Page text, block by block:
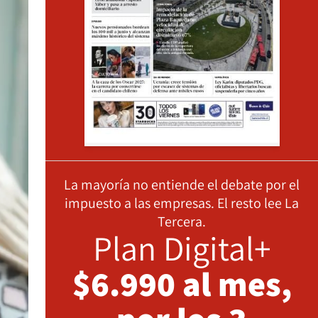
La mayoría no entiende el debate por el
impuesto a las empresas. El resto lee La
Tercera.
Plan Digital+
$6.990 al mes,